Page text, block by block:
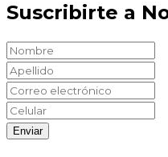
Suscribirte a